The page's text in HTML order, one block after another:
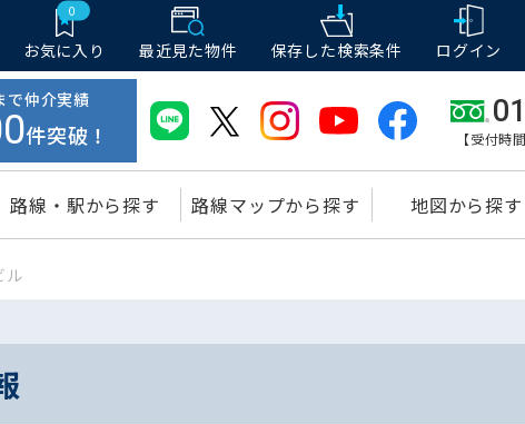
0
お気に入り 最近見た物件 保存した検索条件 ログイン
で仲介実績
件突破！ 【受付時
路線・駅から探す 路線マップから探す 地図から探す
ル